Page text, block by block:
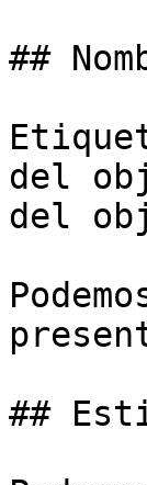
##
del
del
##